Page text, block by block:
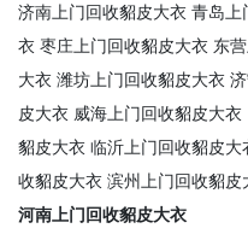
济南上门回收貂皮大衣 青岛上
衣 枣庄上门回收貂皮大衣 东
大衣 潍坊上门回收貂皮大衣
皮大衣 威海上门回收貂皮大衣
貂皮大衣 临沂上门回收貂皮大
收貂皮大衣 滨州上门回收貂皮
河南上门回收貂皮大衣